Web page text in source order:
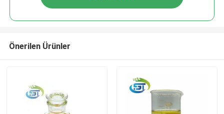
Önerilen Ürünler